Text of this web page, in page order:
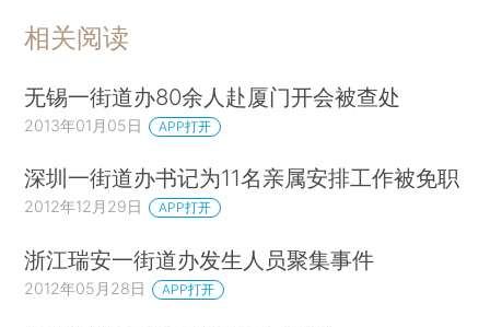
相关阅读
无锡一街道办80余人赴厦门开会被查处
2013年01月05日 APP打开
深圳一街道办书记为11名亲属安排工作被免职
2012年12月29日 APP打开
浙江瑞安一街道办发生人员聚集事件
2012年05月28日 APP打开